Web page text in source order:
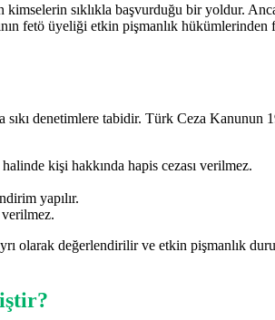
sıklıkla başvurduğu bir yoldur.
fetö üyeliği etkin pişmanlık
denetimlere tabidir. Türk Ceza Kanunun
kişi hakkında hapis cezası verilmez.
yapılır.
olarak değerlendirilir ve etkin pişmanlık